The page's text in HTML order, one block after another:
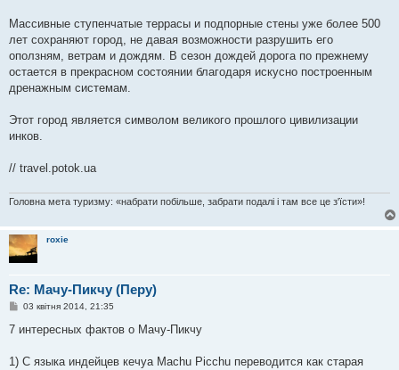
Массивные ступенчатые террасы и подпорные стены уже более 500
лет сохраняют город, не давая возможности разрушить его
оползням, ветрам и дождям. В сезон дождей дорога по прежнему
остается в прекрасном состоянии благодаря искусно построенным
дренажным системам.
Этот город является символом великого прошлого цивилизации
инков.
// travel.potok.ua
Головна мета туризму: «набрати побільше, забрати подалі і там все це з'їсти»!
roxie
Re: Мачу-Пикчу (Перу)
П
в
о
03 квітня 2014, 21:35
7 интересных фактов о Мачу-Пикчу
1) С языка индейцев кечуа Machu Picchu переводится как старая